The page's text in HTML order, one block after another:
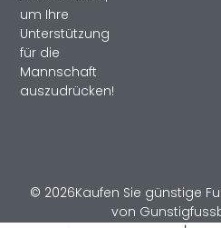
um Ihre
Unterstützung
für die
Mannschaft
auszudrücken!
© 2026Kaufen Sie günstige
von